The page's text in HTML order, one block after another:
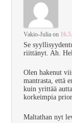
Vakio-Julia on
Se
riittänyt. Ah.
Olen hakenut
mantrasta, että
kuin yrittää
korkeimpia
Maltathan nyt